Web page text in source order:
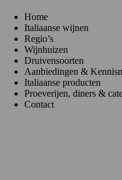
Home
Italiaanse wijnen
Regio’s
Wijnhuizen
Druivensoorten
Aanbiedingen &
Italiaanse producten
Proeverijen, diners &
Contact